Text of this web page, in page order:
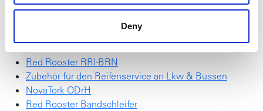
Deny
NEU NovaTork Broschüre
Red Rooster RRI-BRN
Zubehör für den Reifenservice an Lkw & Bussen
NovaTork ODrH
Red Rooster Bandschleifer